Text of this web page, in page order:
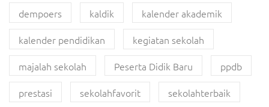
dempoers
kaldik
kalender akademik
kalender pendidikan
kegiatan sekolah
majalah sekolah
Peserta Didik Baru
ppdb
prestasi
sekolahfavorit
sekolahterbaik